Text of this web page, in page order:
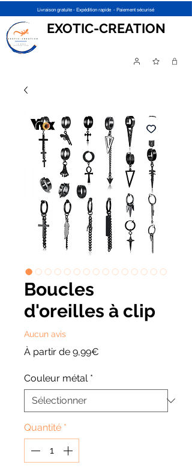
Livraison gratuite - Expédition rapide - Paiement sécurisé
EXOTIC-CREATION
Boucles
d'oreilles à clip
Aucun avis
À partir de 9,99€
Couleur métal *
Quantité *